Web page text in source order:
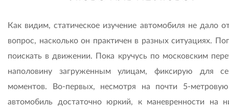
Как видим, статическое изучение автомобиля не дало
вопрос, насколько он практичен в разных ситуациях.
поискать в движении. Пока кручусь по московским
наполовину загруженным улицам, фиксирую для
моментов. Во-первых, несмотря на почти 5-
автомобиль достаточно юркий, к маневренности на